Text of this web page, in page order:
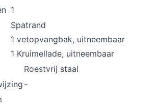
1
Spatrand
1 vetopvangbak, uitneembaar
1 Kruimellade, uitneembaar
Roestvrij staal
-